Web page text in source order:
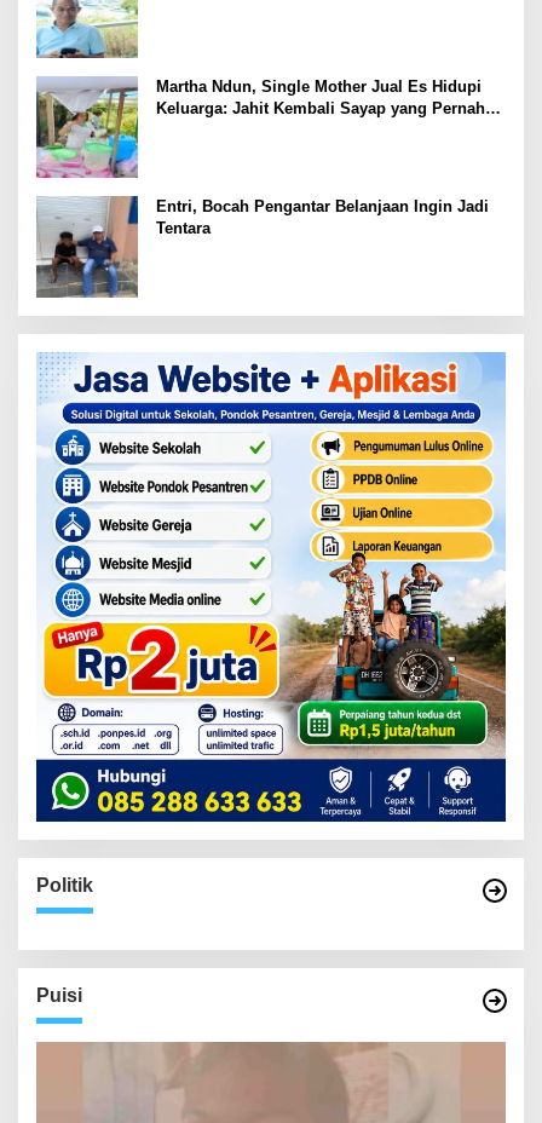
Martha Ndun, Single Mother Jual Es Hidupi
Keluarga: Jahit Kembali Sayap yang Pernah
Entri, Bocah Pengantar Belanjaan Ingin Jadi
Tentara
Politik
Puisi